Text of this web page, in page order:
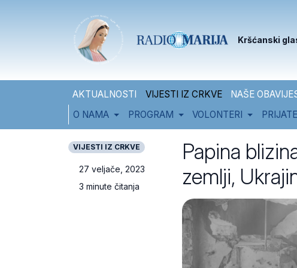
Kršćanski
AKTUALNOSTI VIJESTI IZ CRKVE NAŠE
O NAMA
PROGRAM VOLONTERI
VIJESTI IZ CRKVE
27 veljače, 2023
3 minute čitanja
Papina
zemlji,